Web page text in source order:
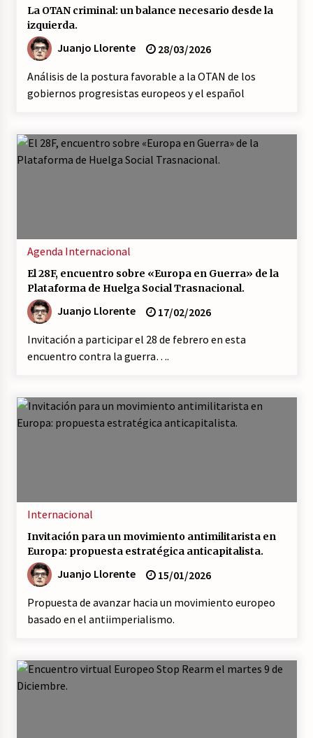
17/07/2026
con un nuevo modelo de producción
16/07/2026
16/07/2026
Declaración de Estambul por un Frente Común
contra la OTAN, el Imperialismo y la Guerra.
14/07/2026
(Almería)
La OTAN criminal: un balance necesario desde la
izquierda.
Juanjo Llorente
28/03/2026
Análisis de la postura favorable a la OTAN de los
gobiernos progresistas europeos y el español
Agenda Internacional
El 28F, encuentro sobre «Europa en Guerra» de la
Plataforma de Huelga Social Trasnacional.
Juanjo Llorente
17/02/2026
Invitación a participar el 28 de febrero en esta
encuentro contra la guerra….
Internacional
Invitación para un movimiento antimilitarista en
Europa: propuesta estratégica anticapitalista.
Juanjo Llorente
15/01/2026
Propuesta de avanzar hacia un movimiento europeo
basado en el antiimperialismo.